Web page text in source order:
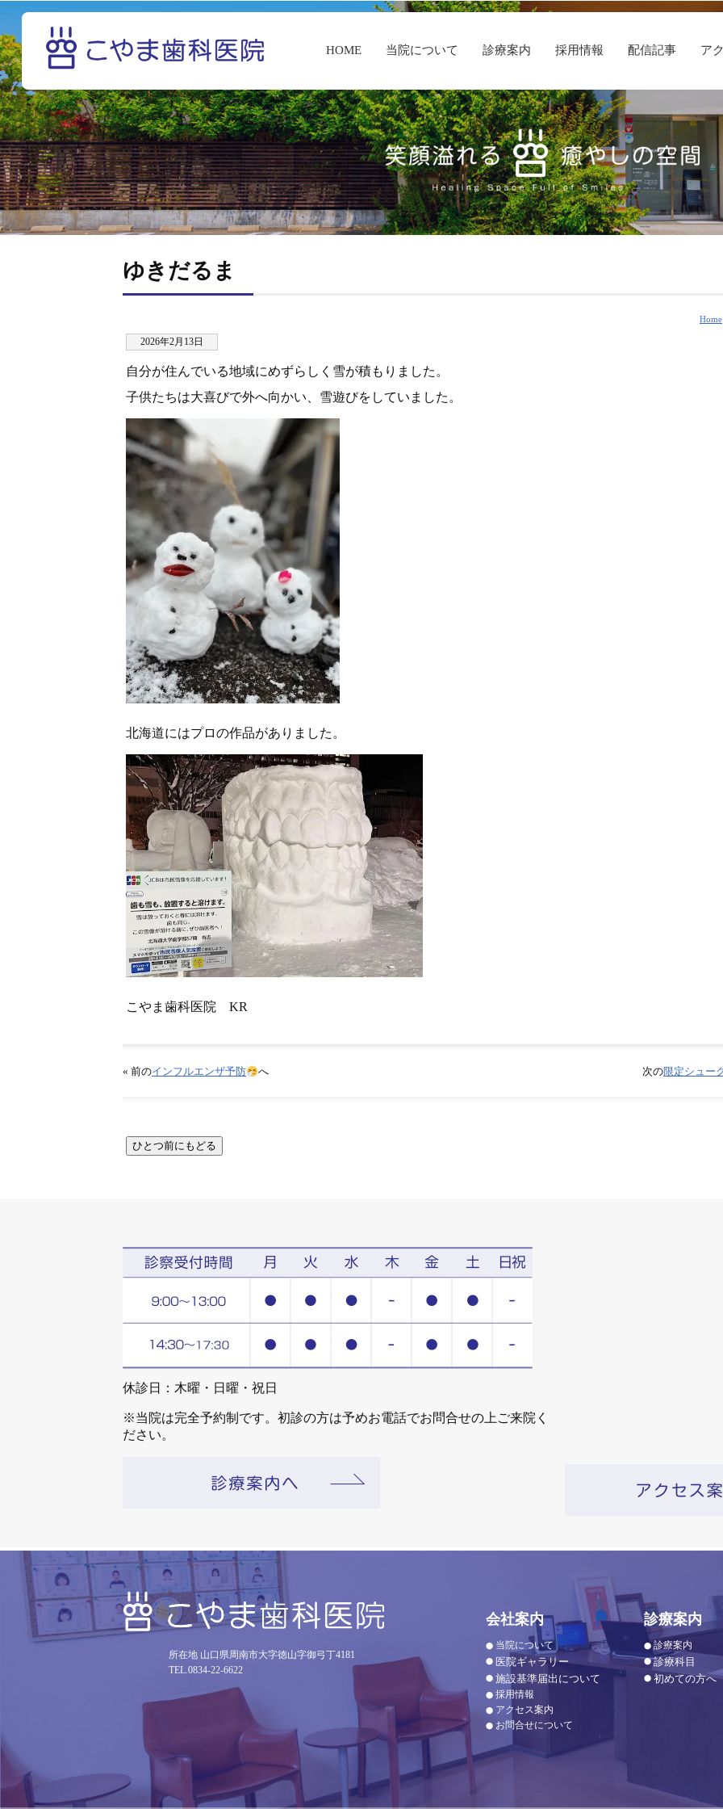
HOME 当院について 診療案内 採用情報 配信記事 ア
ゆきだるま
Home
2026年2月13日
自分が住んでいる地域にめずらしく雪が積もりました。
子供たちは大喜びで外へ向かい、雪遊びをしていました。
北海道にはプロの作品がありました。
こやま歯科医院 KR
« 前のインフルエンザ予防 へ 次の限定シュー
休診日：木曜・日曜・祝日
※当院は完全予約制です。初診の方は予めお電話でお問合せの上ご来院く
ださい。
所在地 山口県周南市大字徳山字御弓丁4181
TEL.0834-22-6622
会社案内
当院について
医院ギャラリー
施設基準届出について
採用情報
アクセス案内
お問合せについて
診療案内
診療案内
診療科目
初めての方へ